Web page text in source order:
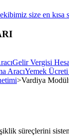
size en kısa
Gelir Vergisi
AracıYemek Ücreti
>Vardiya
süreçlerini